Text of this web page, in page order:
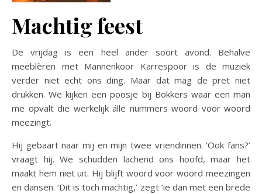
Machtig feest
De vrijdag is een heel ander soort avond. Behalve
meeblèren met Mannenkoor Karrespoor is de muziek
verder niet echt ons ding. Maar dat mag de pret niet
drukken. We kijken een poosje bij Bökkers waar een man
me opvalt die werkelijk álle nummers woord voor woord
meezingt.
Hij gebaart naar mij en mijn twee vriendinnen. ‘Ook fans?’
vraagt hij. We schudden lachend ons hoofd, maar het
maakt hem niet uit. Hij blijft woord voor woord meezingen
en dansen. ‘Dit is toch machtig,’ zegt ‘ie dan met een brede